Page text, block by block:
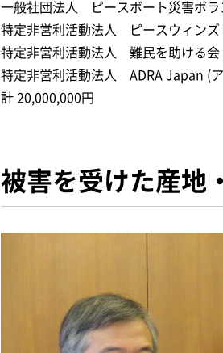
一般社団法人 ピースボート災害ボラ
特定非営利活動法人 ピースウィンズ
特定非営利活動法人 難民を助ける会
特定非営利活動法人 ADRA Japan (
計 20,000,000円
被害を受けた産地